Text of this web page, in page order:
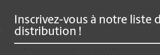
Inscrivez-vous à notre liste
distribution !